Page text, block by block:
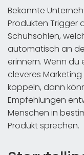
Bekannte
Produkten Trigger
Schuhsohlen,
automatisch an
erinnern. Wenn
cleveres
koppeln, dann
Empfehlungen
Menschen in
Produkt sprechen.